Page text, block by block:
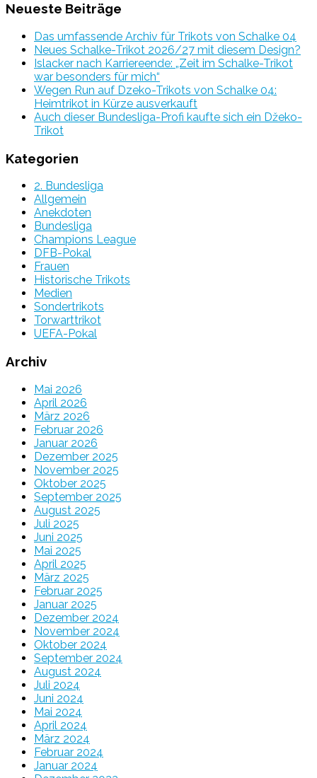
Neueste Beiträge
Das umfassende Archiv für Trikots von Schalke 04
Neues Schalke-Trikot 2026/27 mit diesem Design?
Islacker nach Karriereende: „Zeit im Schalke-Trikot
war besonders für mich“
Wegen Run auf Dzeko-Trikots von Schalke 04:
Heimtrikot in Kürze ausverkauft
Auch dieser Bundesliga-Profi kaufte sich ein Džeko-
Trikot
Kategorien
2. Bundesliga
Allgemein
Anekdoten
Bundesliga
Champions League
DFB-Pokal
Frauen
Historische Trikots
Medien
Sondertrikots
Torwarttrikot
UEFA-Pokal
Archiv
Mai 2026
April 2026
März 2026
Februar 2026
Januar 2026
Dezember 2025
November 2025
Oktober 2025
September 2025
August 2025
Juli 2025
Juni 2025
Mai 2025
April 2025
März 2025
Februar 2025
Januar 2025
Dezember 2024
November 2024
Oktober 2024
September 2024
August 2024
Juli 2024
Juni 2024
Mai 2024
April 2024
März 2024
Februar 2024
Januar 2024